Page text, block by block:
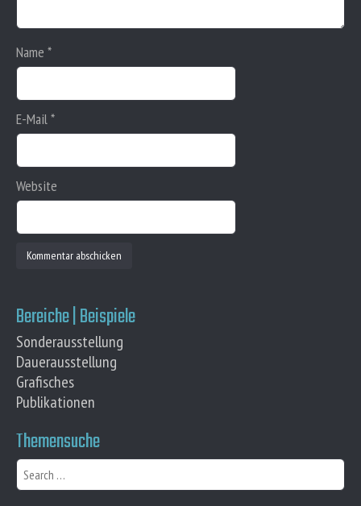
Name *
E-Mail*
Website
Bereiche | Beispiele
Sonderausstellung
Dauerausstellung
Grafisches
Publikationen
Themensuche
S
e